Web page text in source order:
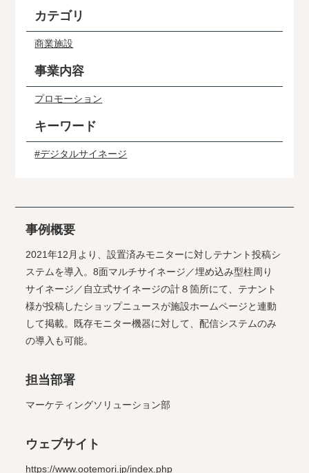
カテゴリ
商業施設
事業内容
プロモーション
キーワード
#デジタルサイネージ
事例概要
2021年12月より、設置済みモニターに対しテナント投稿シ
ステムを導入。8面マルチサイネージ／埋め込み型柱周り
サイネージ／自立式サイネージの計８箇所にて、テナント
様が投稿したショップニュースが施設ホームページと連動
して掲載。既存モニター機器に対して、配信システムのみ
の導入も可能。
担当部署
マーケティングソリューション部
ウェブサイト
https://www.ootemori.jp/index.php